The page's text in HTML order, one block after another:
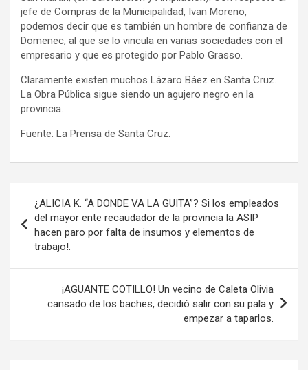
jefe de Compras de la Municipalidad, Ivan Moreno,
podemos decir que es también un hombre de confianza de
Domenec, al que se lo vincula en varias sociedades con el
empresario y que es protegido por Pablo Grasso.
Claramente existen muchos Lázaro Báez en Santa Cruz.
La Obra Pública sigue siendo un agujero negro en la
provincia.
Fuente: La Prensa de Santa Cruz.
de
entradas
¿ALICIA K. “A DONDE VA LA GUITA”? Si los empleados
del mayor ente recaudador de la provincia la ASIP
hacen paro por falta de insumos y elementos de
trabajo!.
¡AGUANTE COTILLO! Un vecino de Caleta Olivia
cansado de los baches, decidió salir con su pala y
empezar a taparlos.